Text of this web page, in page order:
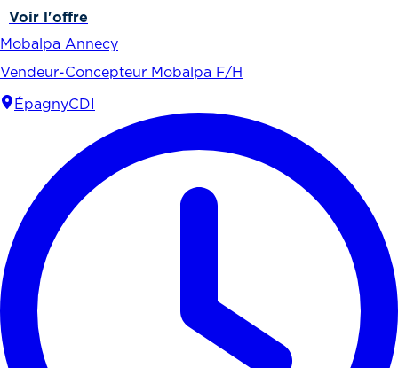
Voir l'offre
Mobalpa Annecy
Vendeur-Concepteur Mobalpa F/H
ÉpagnyCDI